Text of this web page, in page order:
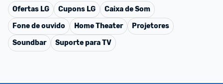
Ofertas LG Cupons LG
Caixa de Som
Fone de ouvido
Home Theater
Projetores
Soundbar
Suporte para TV